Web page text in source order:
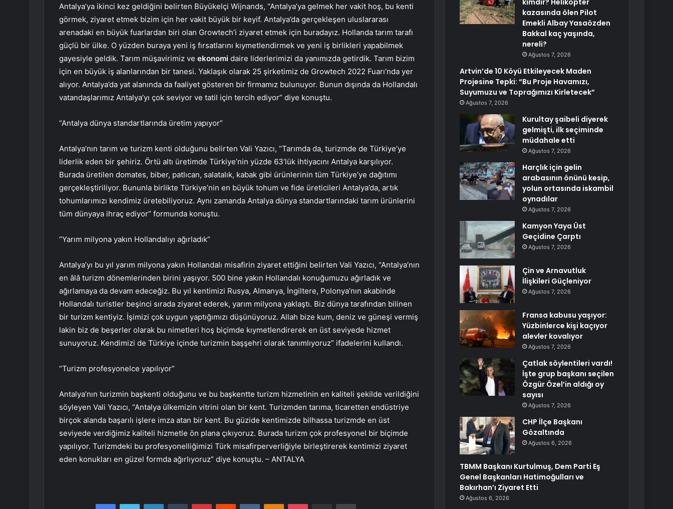
Antalya’ya ikinci kez geldiğini belirten Büyükelçi Wijnands, “Antalya’ya gelmek her vakit hoş, bu kenti
görmek, ziyaret etmek bizim için her vakit büyük bir keyif. Antalya’da gerçekleşen uluslararası
arenadaki en büyük fuarlardan biri olan Growtech’i ziyaret etmek için buradayız. Hollanda tarım tarafı
güçlü bir ülke. O yüzden buraya yeni iş fırsatlarını kıymetlendirmek ve yeni iş birlikleri yapabilmek
gayesiyle geldik. Tarım müşavirimiz ve ekonomi daire liderlerimizi da yanımızda getirdik. Tarım bizim
için en büyük iş alanlarından bir tanesi. Yaklaşık olarak 25 şirketimiz de Growtech 2022 Fuarı’nda yer
alıyor. Antalya’da yat alanında da faaliyet gösteren bir firmamız bulunuyor. Bunun dışında da Hollandalı
vatandaşlarımız Antalya’yı çok seviyor ve tatil için tercih ediyor” diye konuştu.
“Antalya dünya standartlarında üretim yapıyor”
Antalya’nın tarım ve turizm kenti olduğunu belirten Vali Yazıcı, “Tarımda da, turizmde de Türkiye’ye
liderlik eden bir şehiriz. Örtü altı üretimde Türkiye’nin yüzde 63’lük ihtiyacını Antalya karşılıyor.
Burada üretilen domates, biber, patlıcan, salatalık, kabak gibi ürünlerinin tüm Türkiye’ye dağıtımı
gerçekleştiriliyor. Bununla birlikte Türkiye’nin en büyük tohum ve fide üreticileri Antalya’da, artık
tohumlarımızı kendimiz üretebiliyoruz. Aynı zamanda Antalya dünya standartlarındaki tarım ürünlerini
tüm dünyaya ihraç ediyor” formunda konuştu.
“Yarım milyona yakın Hollandalıyı ağırladık”
Antalya’yı bu yıl yarım milyona yakın Hollandalı misafirin ziyaret ettiğini belirten Vali Yazıcı, “Antalya’nın
en âlâ turizm dönemlerinden birini yaşıyor. 500 bine yakın Hollandalı konuğumuzu ağırladık ve
ağırlamaya da devam edeceğiz. Bu yıl kentimizi Rusya, Almanya, İngiltere, Polonya’nın akabinde
Hollandalı turistler beşinci sırada ziyaret ederek, yarım milyona yaklaştı. Biz dünya tarafından bilinen
bir turizm kentiyiz. İşimizi çok uygun yaptığımızı düşünüyoruz. Allah bize kum, deniz ve güneşi vermiş
lakin biz de beşerler olarak bu nimetleri hoş biçimde kıymetlendirerek en üst seviyede hizmet
sunuyoruz. Kendimizi de Türkiye içinde turizmin başşehri olarak tanımlıyoruz” ifadelerini kullandı.
“Turizm profesyonelce yapılıyor”
Antalya’nın turizmin başkenti olduğunu ve bu başkentte turizm hizmetinin en kaliteli şekilde verildiğini
söyleyen Vali Yazıcı, “Antalya ülkemizin vitrini olan bir kent. Turizmden tarıma, ticaretten endüstriye
birçok alanda başarılı işlere imza atan bir kent. Bu güzide kentimizde bilhassa turizmde en üst
seviyede verdiğimiz kaliteli hizmetle ön plana çıkıyoruz. Burada turizm çok profesyonel bir biçimde
yapılıyor. Turizmdeki bu profesyonelliğimizi Türk misafirperverliğiyle birleştirerek kentimizi ziyaret
eden konukları en güzel formda ağırlıyoruz” diye konuştu. – ANTALYA
FacebookTwitter LinkedInTumblr PinterestReddit VKontakteOdnoklassniki
Pocket E-Posta ile paylaş Yazdır
kimdir? Helikopter
kazasında ölen Pilot
Emekli Albay Yasaözden
Bakkal kaç yaşında,
nereli?
Ağustos 7, 2026
Artvin’de 10 Köyü Etkileyecek Maden
Projesine Tepki: “Bu Proje Havamızı,
Suyumuzu ve Toprağımızı Kirletecek”
Ağustos 7, 2026
Kurultay şaibeli diyerek
gelmişti, ilk seçiminde
müdahale etti
Ağustos 7, 2026
Harçlık için gelin
arabasının önünü kesip,
yolun ortasında iskambil
oynadılar
Ağustos 7, 2026
Kamyon Yaya Üst
Geçidine Çarptı
Ağustos 7, 2026
Çin ve Arnavutluk
İlişkileri Güçleniyor
Ağustos 7, 2026
Fransa kabusu yaşıyor:
Yüzbinlerce kişi kaçıyor
alevler kovalıyor
Ağustos 7, 2026
Çatlak söylentileri vardı!
İşte grup başkanı seçilen
Özgür Özel’in aldığı oy
sayısı
Ağustos 7, 2026
CHP İlçe Başkanı
Gözaltında
Ağustos 6, 2026
TBMM Başkanı Kurtulmuş, Dem Parti Eş
Genel Başkanları Hatimoğulları ve
Bakırhan’ı Ziyaret Etti
Ağustos 6, 2026